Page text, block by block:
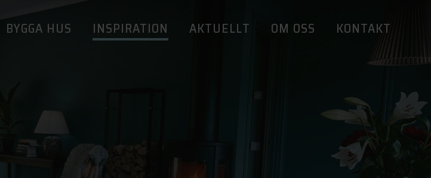
BYGGA HUS INSPIRATION AKTUELLT OM OSS KONTAKT